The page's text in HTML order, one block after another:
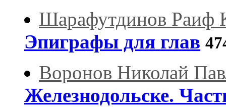
Шарафутдинов Раиф
Эпиграфы для глав
Воронов Николай
Железнодольске.